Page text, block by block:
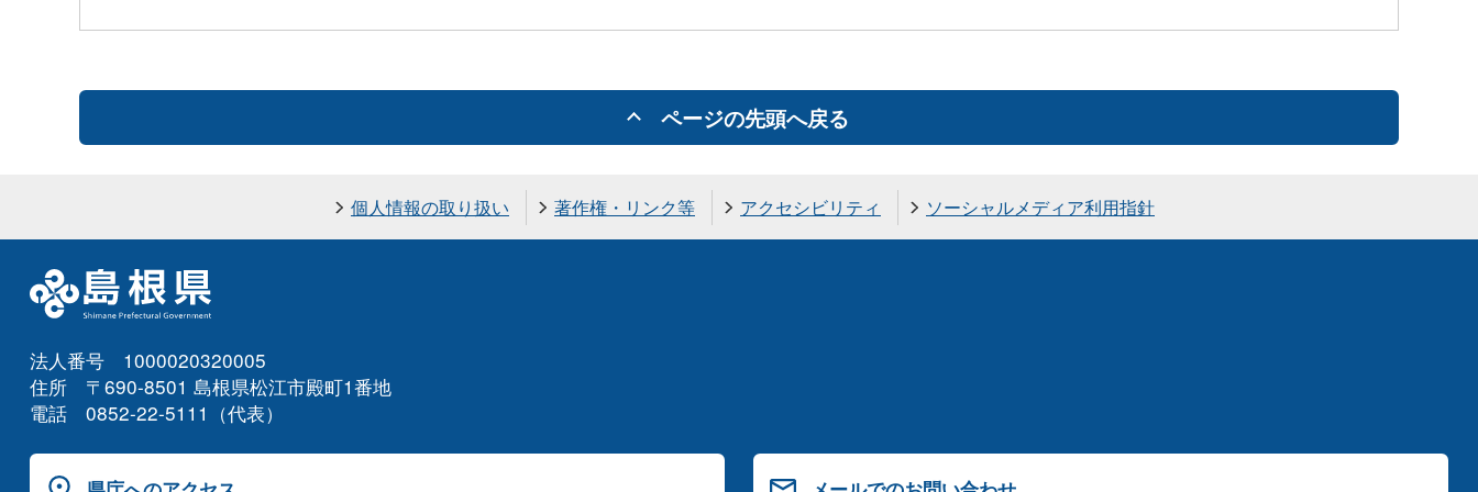
ページの先頭へ戻る
個人情報の取り扱い 著作権・リンク等 アクセシビリティ ソーシャルメディア利用指針
法人番号 1000020320005
住所 〒690-8501 島根県松江市殿町1番地
電話 0852-22-5111（代表）